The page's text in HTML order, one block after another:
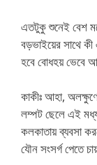
এতটুকু শুনেই বেশ
বড়ভাইয়ের সাথে
হবে বোধহয় ভেবে
কাকীঃ আহা,
লম্পট ছেলে এই
কলকাতায় ব্যবসা
যৌন সংসর্গ পেতে